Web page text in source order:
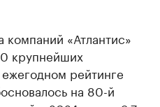
компаний «Атлантис»
крупнейших
рейтинге
на 80-й